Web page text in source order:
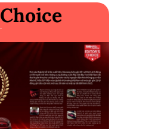
Choice